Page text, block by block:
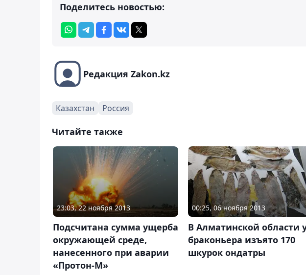
Поделитесь новостью:
Редакция Zakon.kz
Казахстан Россия
Читайте также
23:03, 22 ноября 2013
Подсчитана сумма ущерба
окружающей среде,
нанесенного при аварии
«Протон-М»
00:25, 06 ноября 2013
В Алматинской области
браконьера изъято 170
шкурок ондатры